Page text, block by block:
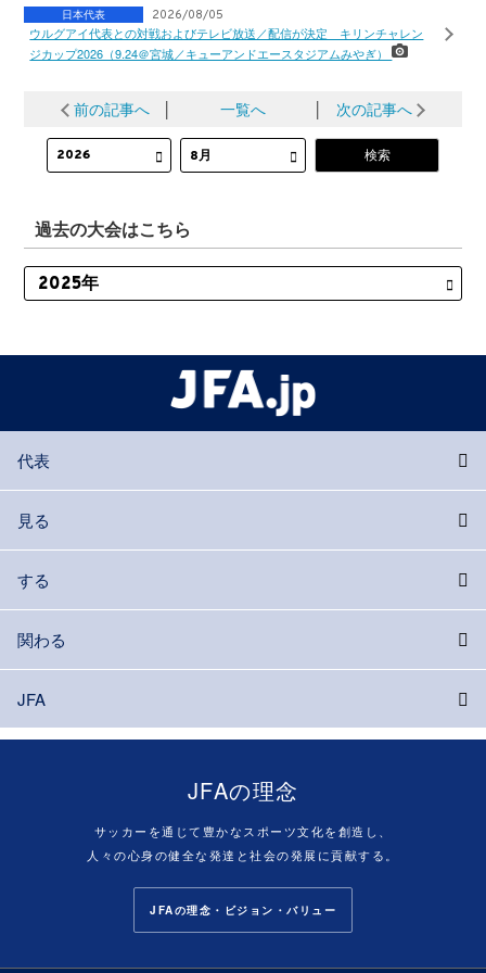
日本代表 2026/08/05
ウルグアイ代表との対戦およびテレビ放送／配信が決定 キリンチャレン
ジカップ2026（9.24＠宮城／キューアンドエースタジアムみやぎ）
前の記事へ 一覧へ 次の記事へ
過去の大会はこちら
代表
見る
する
関わる
JFA
JFAの理念
サッカーを通じて豊かなスポーツ文化を創造し、
人々の心身の健全な発達と社会の発展に貢献する。
JFAの理念・ビジョン・バリュー